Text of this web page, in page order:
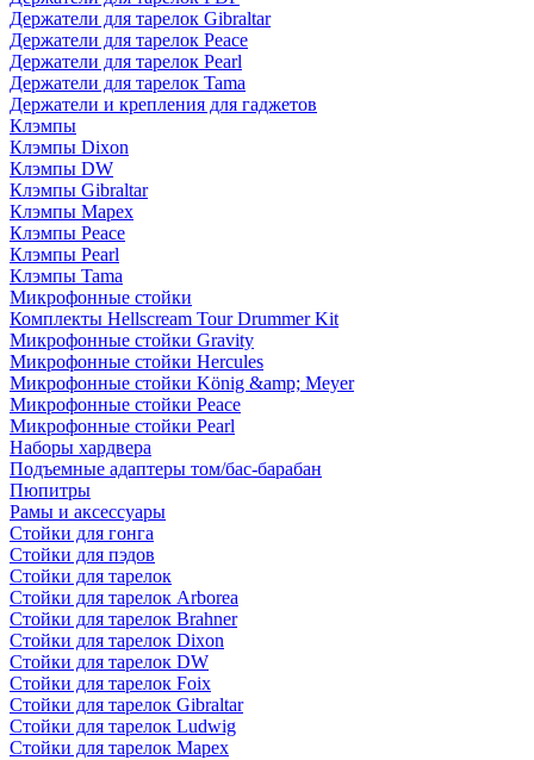
Держатели для тарелок Gibraltar
Держатели для тарелок Peace
Держатели для тарелок Pearl
Держатели для тарелок Tama
Держатели и крепления для гаджетов
Клэмпы
Клэмпы Dixon
Клэмпы DW
Клэмпы Gibraltar
Клэмпы Mapex
Клэмпы Peace
Клэмпы Pearl
Клэмпы Tama
Микрофонные стойки
Комплекты Hellscream Tour Drummer Kit
Микрофонные стойки Gravity
Микрофонные стойки Hercules
Микрофонные стойки König &amp; Meyer
Микрофонные стойки Peace
Микрофонные стойки Pearl
Наборы хардвера
Подъемные адаптеры том/бас-барабан
Пюпитры
Рамы и аксессуары
Стойки для гонга
Стойки для пэдов
Стойки для тарелок
Стойки для тарелок Arborea
Стойки для тарелок Brahner
Стойки для тарелок Dixon
Стойки для тарелок DW
Стойки для тарелок Foix
Стойки для тарелок Gibraltar
Стойки для тарелок Ludwig
Стойки для тарелок Mapex